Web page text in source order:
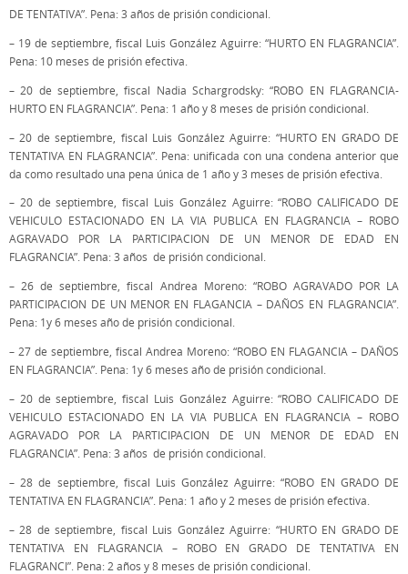
DE TENTATIVA”. Pena: 3 años de prisión condicional.
– 19 de septiembre, fiscal Luis González Aguirre: “HURTO EN FLAGRANCIA”.
Pena: 10 meses de prisión efectiva.
– 20 de septiembre, fiscal Nadia Schargrodsky: “ROBO EN FLAGRANCIA-
HURTO EN FLAGRANCIA”. Pena: 1 año y 8 meses de prisión condicional.
– 20 de septiembre, fiscal Luis González Aguirre: “HURTO EN GRADO DE
TENTATIVA EN FLAGRANCIA”. Pena: unificada con una condena anterior que
da como resultado una pena única de 1 año y 3 meses de prisión efectiva.
– 20 de septiembre, fiscal Luis González Aguirre: “ROBO CALIFICADO DE
VEHICULO ESTACIONADO EN LA VIA PUBLICA EN FLAGRANCIA – ROBO
AGRAVADO POR LA PARTICIPACION DE UN MENOR DE EDAD EN
FLAGRANCIA”. Pena: 3 años de prisión condicional.
– 26 de septiembre, fiscal Andrea Moreno: “ROBO AGRAVADO POR LA
PARTICIPACION DE UN MENOR EN FLAGANCIA – DAÑOS EN FLAGRANCIA”.
Pena: 1y 6 meses año de prisión condicional.
– 27 de septiembre, fiscal Andrea Moreno: “ROBO EN FLAGANCIA – DAÑOS
EN FLAGRANCIA”. Pena: 1y 6 meses año de prisión condicional.
– 20 de septiembre, fiscal Luis González Aguirre: “ROBO CALIFICADO DE
VEHICULO ESTACIONADO EN LA VIA PUBLICA EN FLAGRANCIA – ROBO
AGRAVADO POR LA PARTICIPACION DE UN MENOR DE EDAD EN
FLAGRANCIA”. Pena: 3 años de prisión condicional.
– 28 de septiembre, fiscal Luis González Aguirre: “ROBO EN GRADO DE
TENTATIVA EN FLAGRANCIA”. Pena: 1 año y 2 meses de prisión efectiva.
– 28 de septiembre, fiscal Luis González Aguirre: “HURTO EN GRADO DE
TENTATIVA EN FLAGRANCIA – ROBO EN GRADO DE TENTATIVA EN
FLAGRANCI”. Pena: 2 años y 8 meses de prisión condicional.